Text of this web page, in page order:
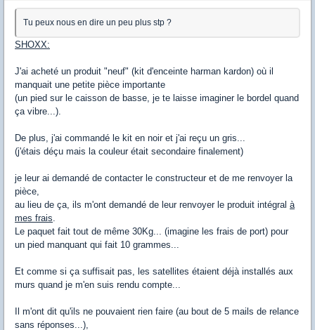
Tu peux nous en dire un peu plus stp ?
SHOXX:
J'ai acheté un produit "neuf" (kit d'enceinte harman kardon) où il
manquait une petite pièce importante
(un pied sur le caisson de basse, je te laisse imaginer le bordel quand
ça vibre...).
De plus, j'ai commandé le kit en noir et j'ai reçu un gris...
(j'étais déçu mais la couleur était secondaire finalement)
je leur ai demandé de contacter le constructeur et de me renvoyer la
pièce,
au lieu de ça, ils m'ont demandé de leur renvoyer le produit intégral à
mes frais.
Le paquet fait tout de même 30Kg... (imagine les frais de port) pour
un pied manquant qui fait 10 grammes...
Et comme si ça suffisait pas, les satellites étaient déjà installés aux
murs quand je m'en suis rendu compte...
Il m'ont dit qu'ils ne pouvaient rien faire (au bout de 5 mails de relance
sans réponses...),